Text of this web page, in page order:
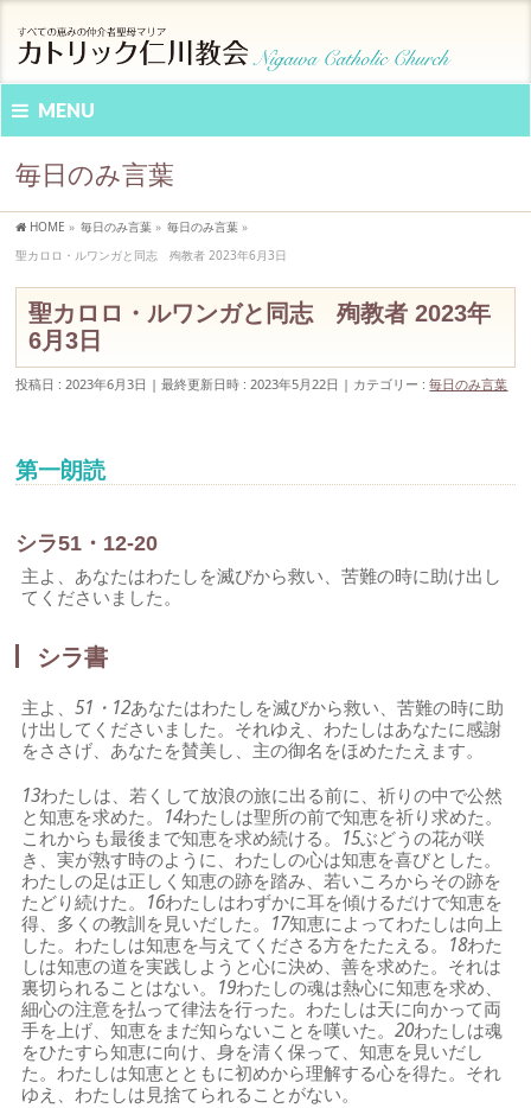
MENU
毎日のみ言葉
HOME » 毎日のみ言葉 » 毎日のみ言葉 »
聖カロロ・ルワンガと同志 殉教者 2023年6月3日
聖カロロ・ルワンガと同志 殉教者 2023年
6月3日
投稿日 : 2023年6月3日 最終更新日時 : 2023年5月22日 カテゴリー :毎日のみ言葉
第一朗読
シラ51・12-20
主よ、あなたはわたしを滅びから救い、苦難の時に助け出し
てくださいました。
シラ書
主よ、51・12あなたはわたしを滅びから救い、苦難の時に助
け出してくださいました。それゆえ、わたしはあなたに感謝
をささげ、あなたを賛美し、主の御名をほめたたえます。
13わたしは、若くして放浪の旅に出る前に、祈りの中で公然
と知恵を求めた。 14わたしは聖所の前で知恵を祈り求めた。
これからも最後まで知恵を求め続ける。 15ぶどうの花が咲
き、実が熟す時のように、わたしの心は知恵を喜びとした。
わたしの足は正しく知恵の跡を踏み、若いころからその跡を
たどり続けた。 16わたしはわずかに耳を傾けるだけで知恵を
得、多くの教訓を見いだした。 17知恵によってわたしは向上
した。わたしは知恵を与えてくださる方をたたえる。 18わた
しは知恵の道を実践しようと心に決め、善を求めた。それは
裏切られることはない。 19わたしの魂は熱心に知恵を求め、
細心の注意を払って律法を行った。わたしは天に向かって両
手を上げ、知恵をまだ知らないことを嘆いた。20わたしは魂
をひたすら知恵に向け、身を清く保って、知恵を見いだし
た。わたしは知恵とともに初めから理解する心を得た。それ
ゆえ、わたしは見捨てられることがない。